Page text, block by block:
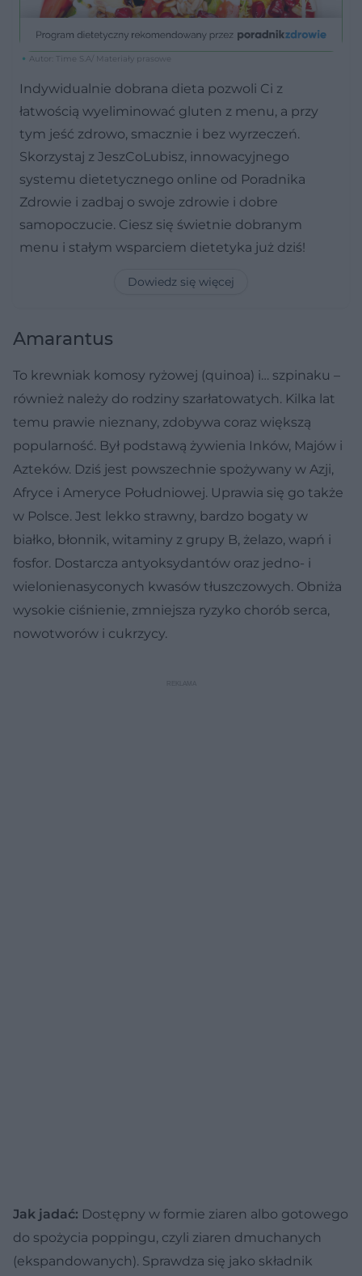
Autor: Time S.A/ Materiały prasowe
Indywidualnie dobrana dieta pozwoli Ci z
łatwością wyeliminować gluten z menu, a przy
tym jeść zdrowo, smacznie i bez wyrzeczeń.
Skorzystaj z JeszCoLubisz, innowacyjnego
systemu dietetycznego online od Poradnika
Zdrowie i zadbaj o swoje zdrowie i dobre
samopoczucie. Ciesz się świetnie dobranym
menu i stałym wsparciem dietetyka już dziś!
Dowiedz się więcej
Amarantus
To krewniak komosy ryżowej (quinoa) i… szpinaku –
również należy do rodziny szarłatowatych. Kilka lat
temu prawie nieznany, zdobywa coraz większą
popularność. Był podstawą żywienia Inków, Majów i
Azteków. Dziś jest powszechnie spożywany w Azji,
Afryce i Ameryce Południowej. Uprawia się go także
w Polsce. Jest lekko strawny, bardzo bogaty w
białko, błonnik, witaminy z grupy B, żelazo, wapń i
fosfor. Dostarcza antyoksydantów oraz jedno- i
wielonienasyconych kwasów tłuszczowych. Obniża
wysokie ciśnienie, zmniejsza ryzyko chorób serca,
nowotworów i cukrzycy.
Jak jadać: Dostępny w formie ziaren albo gotowego
do spożycia poppingu, czyli ziaren dmuchanych
(ekspandowanych). Sprawdza się jako składnik